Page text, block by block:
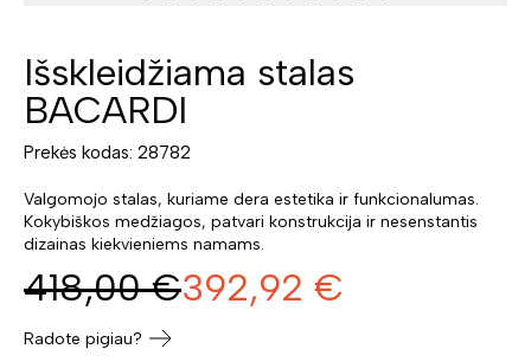
Išskleidžiama stalas
BACARDI
Prekės kodas: 28782
Valgomojo stalas, kuriame dera estetika ir funkcionalumas.
Kokybiškos medžiagos, patvari konstrukcija ir nesenstantis
dizainas kiekvieniems namams.
418,00 €392,92 €
Radote pigiau?